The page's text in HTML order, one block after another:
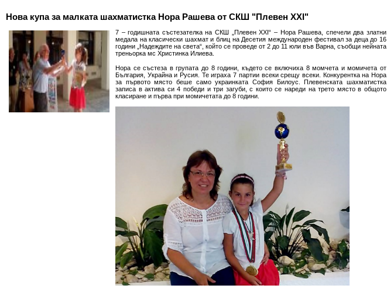
Нова купа за малката шахматистка Нора Рашева от СКШ "Плевен ХХІ"
7 – годишната състезателка на СКШ „Плевен XXI“ – Нора Рашева, спечели два златни
медала на класически шахмат и блиц на Десетия международен фестивал за деца до 16
години „Надеждите на света“, който се проведе от 2 до 11 юли във Варна, съобщи нейната
треньорка мс Христинка Илиева.
Нора се състеза в групата до 8 години, където се включиха 8 момчета и момичета от
България, Украйна и Русия. Те играха 7 партии всеки срещу всеки. Конкурентка на Нора
за първото място беше само украинката София Билоус. Плевенската шахматистка
записа в актива си 4 победи и три загуби, с които се нареди на трето място в общото
класиране и първа при момичетата до 8 години.